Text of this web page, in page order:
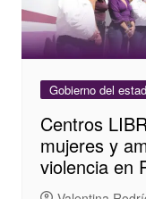
Gobierno del
Centros
mujeres y
violencia en